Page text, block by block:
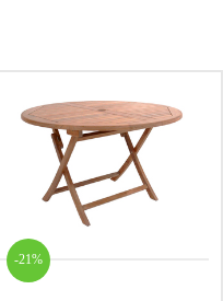
-21%